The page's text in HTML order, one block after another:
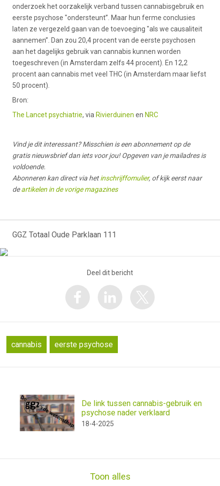
onderzoek het oorzakelijk verband tussen cannabisgebruik en
eerste psychose "ondersteunt”. Maar hun ferme conclusies
laten ze vergezeld gaan van de toevoeging "als we causaliteit
aannemen”. Dan zou 20,4 procent van de eerste psychosen
aan het dagelijks gebruik van cannabis kunnen worden
toegeschreven (in Amsterdam zelfs 44 procent). En 12,2
procent aan cannabis met veel THC (in Amsterdam maar liefst
50 procent).
Bron:
The Lancet psychiatrie, via Rivierduinen en NRC
Vind je dit interessant? Misschien is een abonnement op de
gratis nieuwsbrief dan iets voor jou! Opgeven van je mailadres is
voldoende.
Abonneren kan direct via hetinschrijffomulier, of kijk eerst naar
deartikelen in de vorige magazines
GGZ Totaal Oude Parklaan 111
Deel dit bericht
cannabis eerste psychose
De link tussen cannabis-gebruik en
psychose nader verklaard
18-4-2025
Toon alles